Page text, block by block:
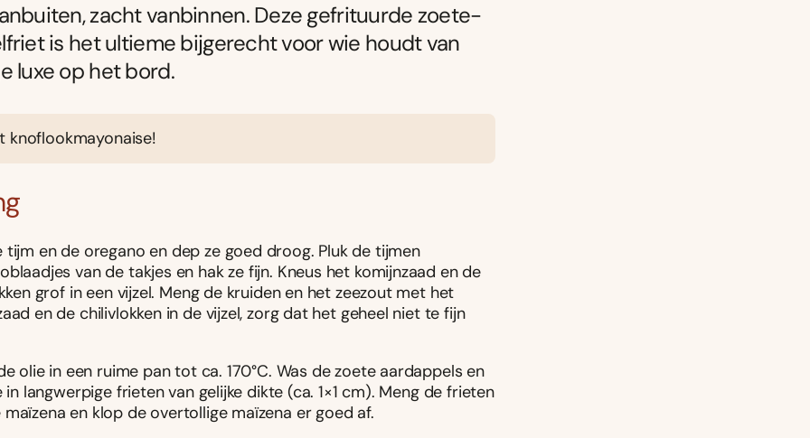
zacht vanbinnen. Deze gefrituurde zoete-
is het ultieme bijgerecht voor wie houdt van
luxe op het bord.
knoflookmayonaise!
tijm en de oregano en dep ze goed droog. Pluk de tijmen
van de takjes en hak ze fijn. Kneus het komijnzaad en de
grof in een vijzel. Meng de kruiden en het zeezout met het
en de chilivlokken in de vijzel, zorg dat het geheel niet te fijn
olie in een ruime pan tot ca. 170°C. Was de zoete aardappels en
in langwerpige frieten van gelijke dikte (ca. 1×1 cm). Meng de frieten
en klop de overtollige maïzena er goed af.